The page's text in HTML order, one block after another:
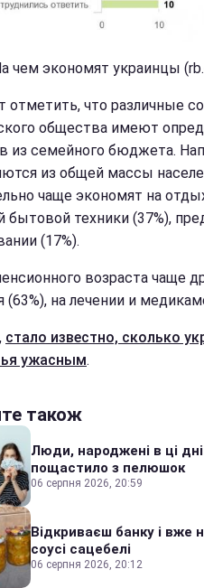
чем экономят украинцы
отметить, что различные
общества имеют
из семейного бюджета.
из общей массы
чаще экономят на
бытовой техники (37%),
(17%).
возраста чаще
(63%), на лечении и
стало известно, сколько
ужасным.
також
Люди, народжені в ці
пощастило з пелюшок
06 серпня 2026, 20:59
Відкриваєш банку і вже
соусі сацебелі
06 серпня 2026, 20:12